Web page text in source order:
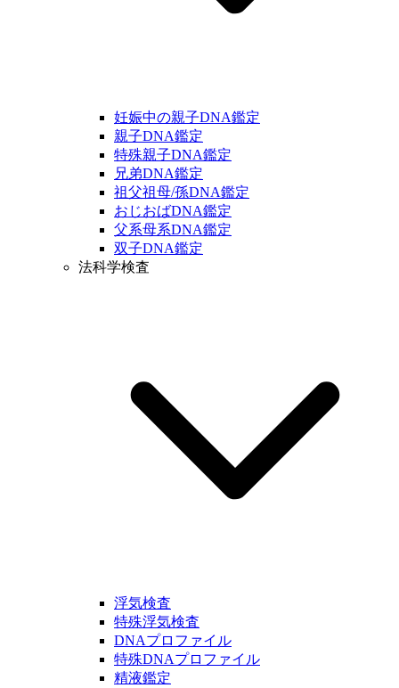
妊娠中の親子DNA鑑定
親子DNA鑑定
特殊親子DNA鑑定
兄弟DNA鑑定
祖父祖母/孫DNA鑑定
おじおばDNA鑑定
父系母系DNA鑑定
双子DNA鑑定
法科学検査
浮気検査
特殊浮気検査
DNAプロファイル
特殊DNAプロファイル
精液鑑定